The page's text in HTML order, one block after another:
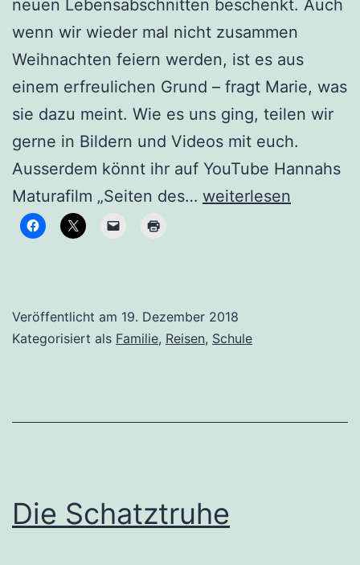
neuen Lebensabschnitten beschenkt. Auch
wenn wir wieder mal nicht zusammen
Weihnachten feiern werden, ist es aus
einem erfreulichen Grund – fragt Marie, was
sie dazu meint. Wie es uns ging, teilen wir
gerne in Bildern und Videos mit euch.
Ausserdem könnt ihr auf YouTube Hannahs
Maturafilm „Seiten des… Ein
weiterlesen
Veröffentlicht am 19. Dezember 2018
Kategorisiert als Familie, Reisen, Schule
Die Schatztruhe